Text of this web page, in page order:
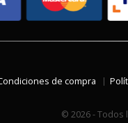
de compra
© 2026 -